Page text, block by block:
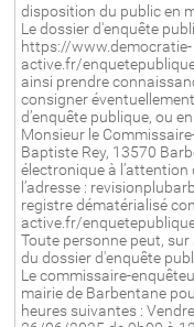
disposition du public en
Le dossier d'enquête
https://www.democratie-
active.fr/
ainsi prendre
consigner
d’enquête publique, ou
Monsieur le
Baptiste Rey, 13570
électronique à
l’adresse :
registre dématérialisé
active.fr/
Toute personne peut,
du dossier d'enquête
Le commissaire-
mairie de Barbentane
heures suivantes :